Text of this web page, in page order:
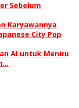
Sebelum
Karyawannya
City Pop
AI untuk Meniru